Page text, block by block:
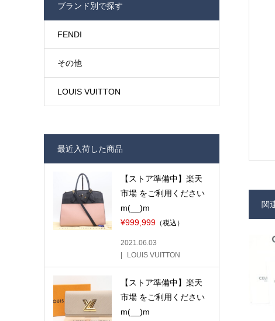
関
ブランド別で探す
FENDI
その他
LOUIS VUITTON
最近入荷した商品
【ストア準備中】楽天
市場 をご利用ください
m(__)m
¥999,999（税込）
2021.06.03
LOUIS VUITTON
【ストア準備中】楽天
市場 をご利用ください
m(__)m